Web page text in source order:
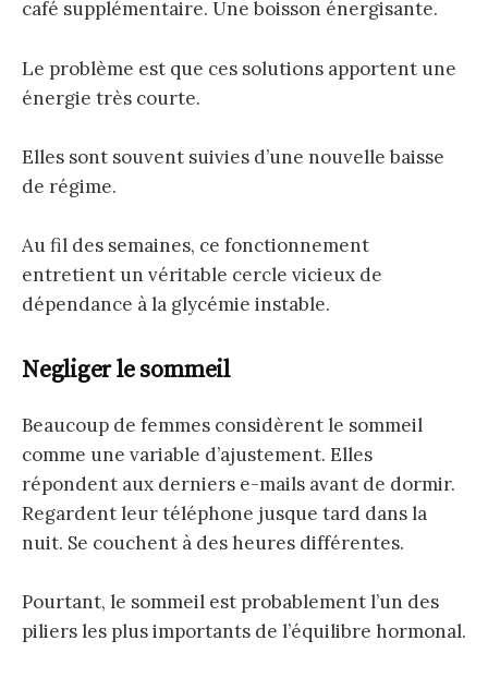
café supplémentaire. Une boisson énergisante.
Le problème est que ces solutions apportent une
énergie très courte.
Elles sont souvent suivies d’une nouvelle baisse
de régime.
Au fil des semaines, ce fonctionnement
entretient un véritable cercle vicieux de
dépendance à la glycémie instable.
Negliger le sommeil
Beaucoup de femmes considèrent le sommeil
comme une variable d’ajustement. Elles
répondent aux derniers e-mails avant de dormir.
Regardent leur téléphone jusque tard dans la
nuit. Se couchent à des heures différentes.
Pourtant, le sommeil est probablement l’un des
piliers les plus importants de l’équilibre hormonal.